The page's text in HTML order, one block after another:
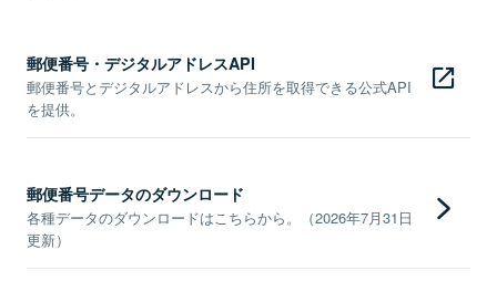
郵便番号・デジタルアドレスAPI
郵便番号とデジタルアドレスから住所を取得できる公式API
を提供。
郵便番号データのダウンロード
各種データのダウンロードはこちらから。（2026年7月31日
更新）